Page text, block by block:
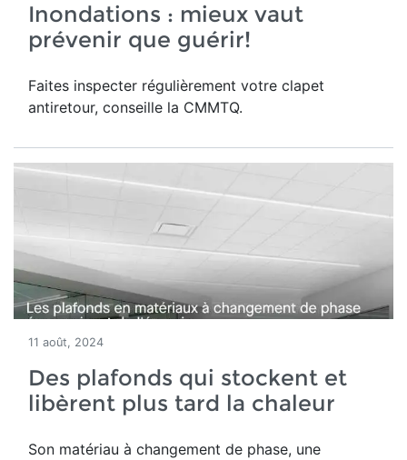
Inondations : mieux vaut
prévenir que guérir!
Faites inspecter régulièrement votre clapet
antiretour, conseille la CMMTQ.
11 août, 2024
Des plafonds qui stockent et
libèrent plus tard la chaleur
Son matériau à changement de phase, une